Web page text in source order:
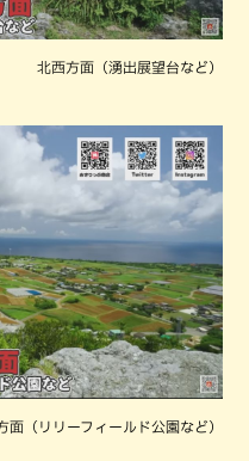
北西方面（湧出展望台など）
面（リリーフィールド公園など）